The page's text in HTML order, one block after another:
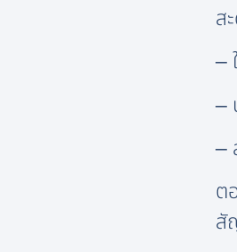
ส
–
–
–
ต
สั